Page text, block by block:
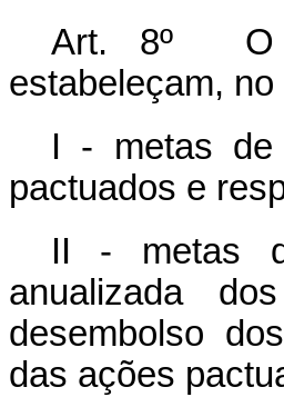
Art. 8º O
estabeleçam, no
I - metas de
pactuados e
II - metas
anualizada
desembolso
das ações